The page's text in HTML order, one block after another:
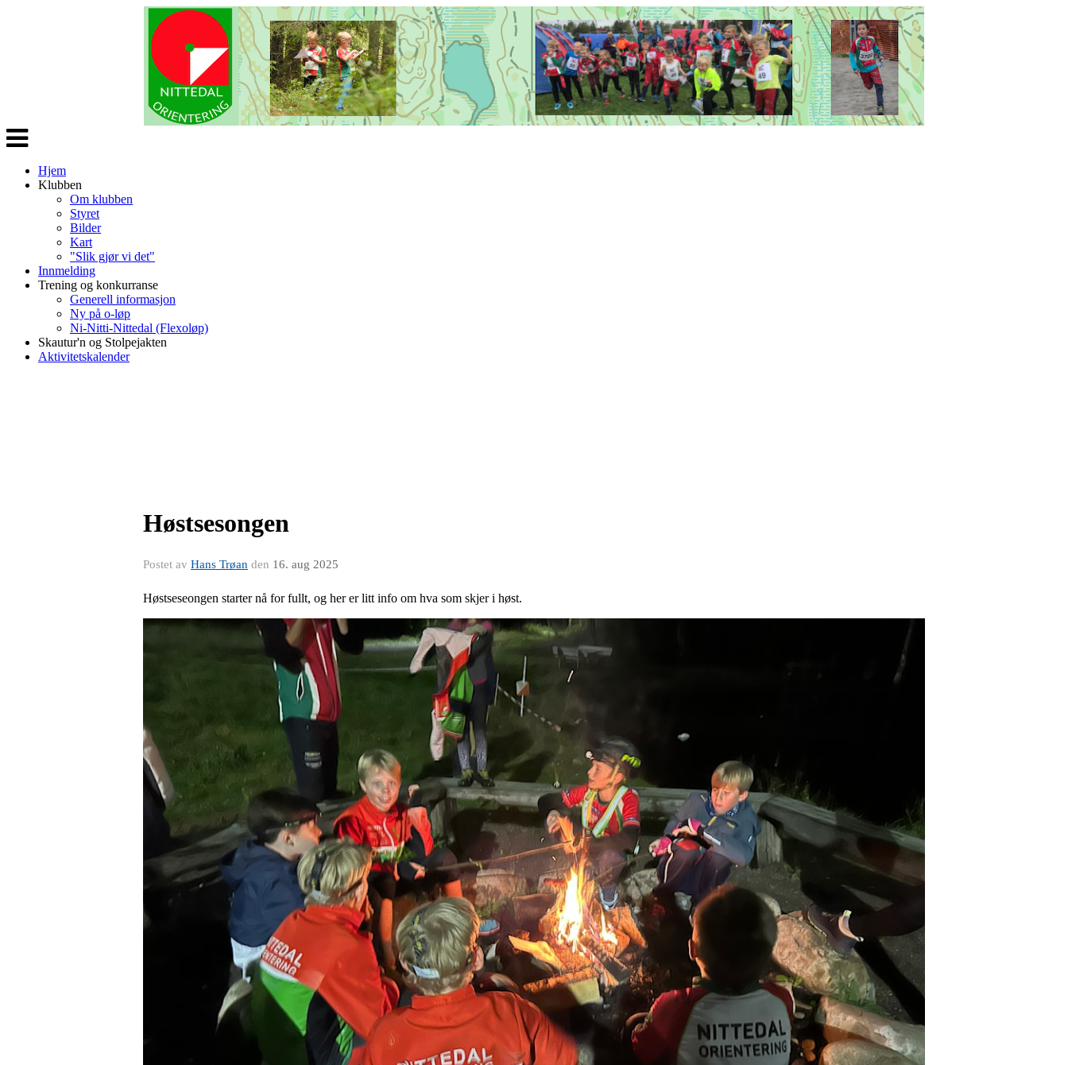
Veksle
navigasjon
Hjem
Klubben
Om klubben
Styret
Bilder
Kart
"Slik gjør vi det"
Innmelding
Trening og konkurranse
Generell informasjon
Ny på o-løp
Ni-Nitti-Nittedal (Flexoløp)
Skautur'n og Stolpejakten
Aktivitetskalender
Høstsesongen
Postet av Hans Trøan den 16. aug 2025
Høstseseongen starter nå for fullt, og her er litt info om hva som skjer i høst.